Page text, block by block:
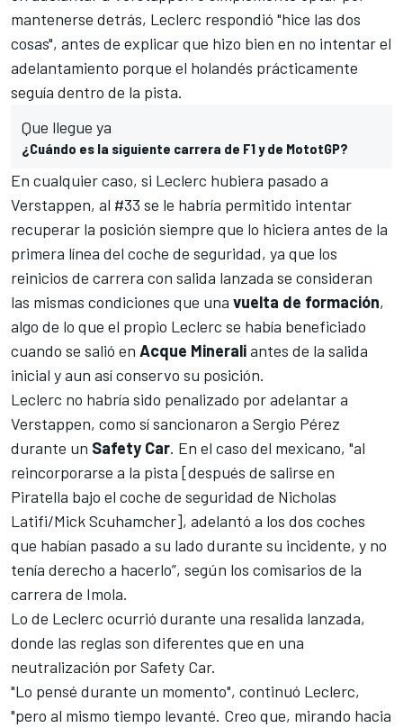
mantenerse detrás, Leclerc respondió "hice las dos
cosas", antes de explicar que hizo bien en no intentar el
adelantamiento porque el holandés prácticamente
seguía dentro de la pista.
Que llegue ya
¿Cuándo es la siguiente carrera de F1 y de MototGP?
En cualquier caso, si Leclerc hubiera pasado a
Verstappen, al #33 se le habría permitido intentar
recuperar la posición siempre que lo hiciera antes de la
primera línea del coche de seguridad, ya que los
reinicios de carrera con salida lanzada se consideran
las mismas condiciones que una vuelta de formación,
algo de lo que el propio Leclerc se había beneficiado
cuando se salió en Acque Mineraliantes de la salida
inicial y aun así conservo su posición.
Leclerc no habría sido penalizado por adelantar a
Verstappen, como sí sancionaron a Sergio Pérez
durante un Safety Car. En el caso del mexicano, "al
reincorporarse a la pista [después de salirse en
Piratella bajo el coche de seguridad de Nicholas
Latifi/Mick Scuhamcher], adelantó a los dos coches
que habían pasado a su lado durante su incidente, y no
tenía derecho a hacerlo”, según los comisarios de la
carrera de Imola.
Lo de Leclerc ocurrió durante una resalida lanzada,
donde las reglas son diferentes que en una
neutralización por Safety Car.
"Lo pensé durante un momento", continuó Leclerc,
"pero al mismo tiempo levanté. Creo que, mirando hacia